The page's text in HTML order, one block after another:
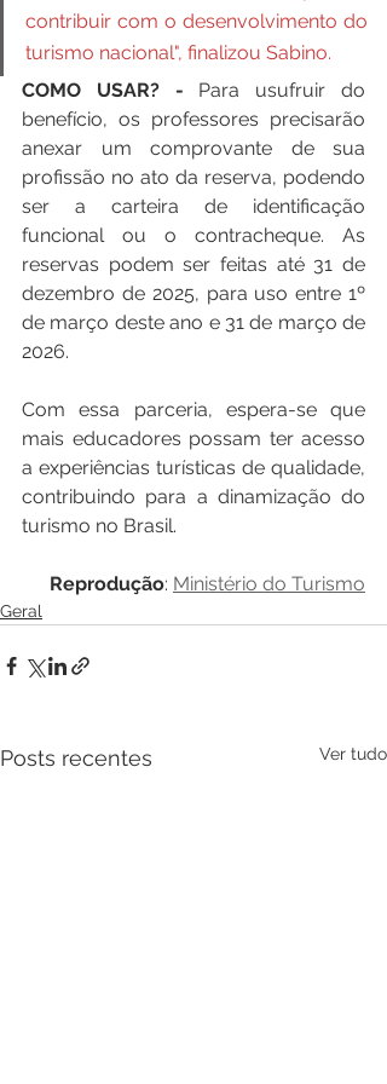
contribuir com o desenvolvimento do
turismo nacional", finalizou Sabino.
COMO USAR? - Para usufruir do
benefício, os professores precisarão
anexar um comprovante de sua
profissão no ato da reserva, podendo
ser a carteira de identificação
funcional ou o contracheque. As
reservas podem ser feitas até 31 de
dezembro de 2025, para uso entre 1º
de março deste ano e 31 de março de
2026.
Com essa parceria, espera-se que
mais educadores possam ter acesso
a experiências turísticas de qualidade,
contribuindo para a dinamização do
turismo no Brasil.
Reprodução: Ministério do Turismo
Geral
Posts recentes Ver tudo